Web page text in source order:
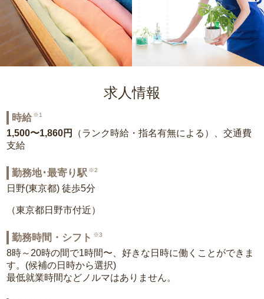
求人情報
時給 ※1
1,500〜1,860円
（ランク時給・指名有無による）、交通費
支給
勤務地･最寄り駅 ※2
日野(東京都) 徒歩5分
（東京都日野市付近）
勤務時間・シフト ※3
8時～20時の間で1時間〜、好きな日時に働くことができま
す。(候補の日時から選択)
最低就業時間などノルマはありません。